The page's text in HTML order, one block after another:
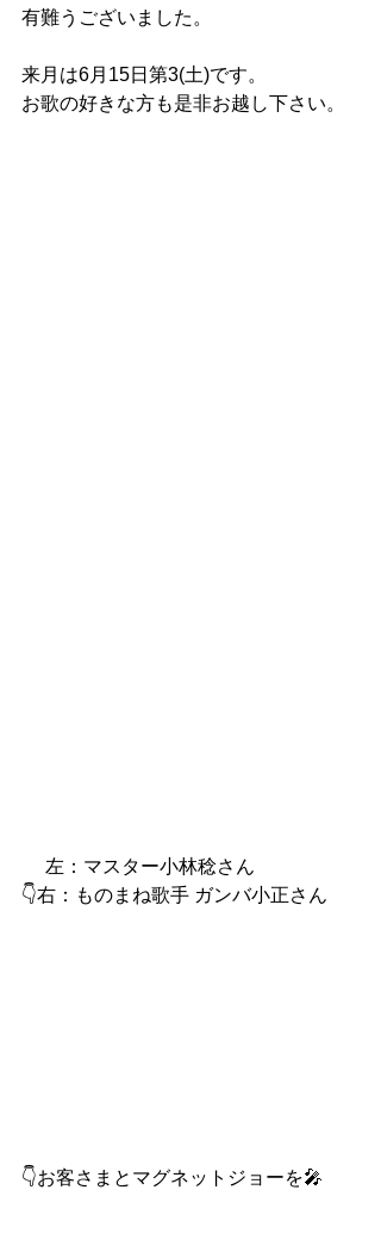
有難うございました。
来月は6月15日第3(土)です。
お歌の好きな方も是非お越し下さい。
左：マスター小林稔さん
👇右：ものまね歌手 ガンバ小正さん
👇お客さまとマグネットジョーを🎤